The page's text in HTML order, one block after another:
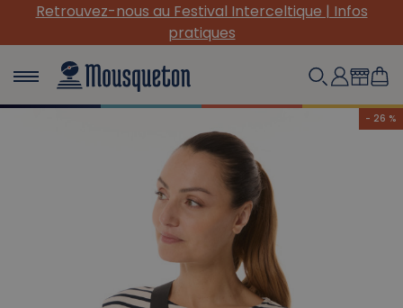
Retrouvez-nous au Festival Interceltique | Infos
pratiques
- 26 %